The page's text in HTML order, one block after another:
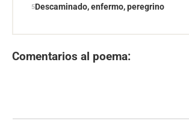
Descaminado, enfermo, peregrino
Comentarios al poema: